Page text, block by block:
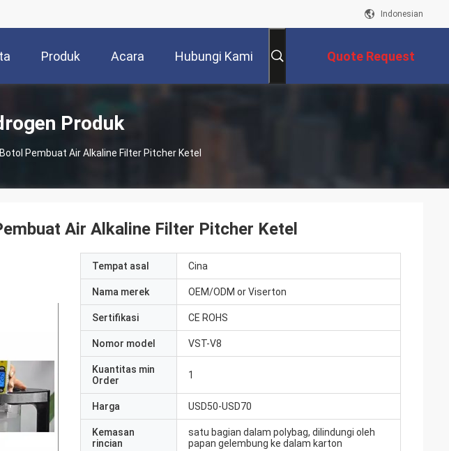
Indonesian
Produk Acara Hubungi Kami Quote Request
Produk
Pembuat Air Alkaline Filter Pitcher Ketel
Air Alkaline Filter Pitcher Ketel
Tempat asal Cina
Nama merek OEM/ODM or Viserton
Sertifikasi CE ROHS
Nomor model VST-V8
Kuantitas min
Order
1
Harga USD50-USD70
Kemasan
rincian
satu bagian dalam polybag, dilindungi oleh
papan gelembung ke dalam karton